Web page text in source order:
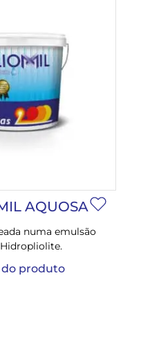
AQUOSA
numa emulsão
do produto